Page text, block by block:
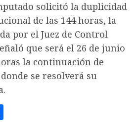
solicitó la duplicidad
de las 144 horas, la
por el Juez de Control
que será el 26 de junio
la continuación de
se resolverá su